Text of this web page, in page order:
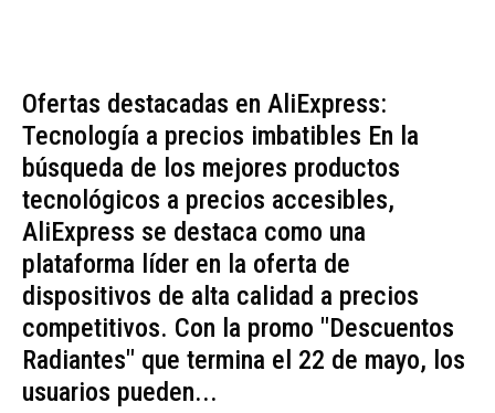
Ofertas destacadas en AliExpress:
Tecnología a precios imbatibles En la
búsqueda de los mejores productos
tecnológicos a precios accesibles,
AliExpress se destaca como una
plataforma líder en la oferta de
dispositivos de alta calidad a precios
competitivos. Con la promo "Descuentos
Radiantes" que termina el 22 de mayo, los
usuarios pueden...